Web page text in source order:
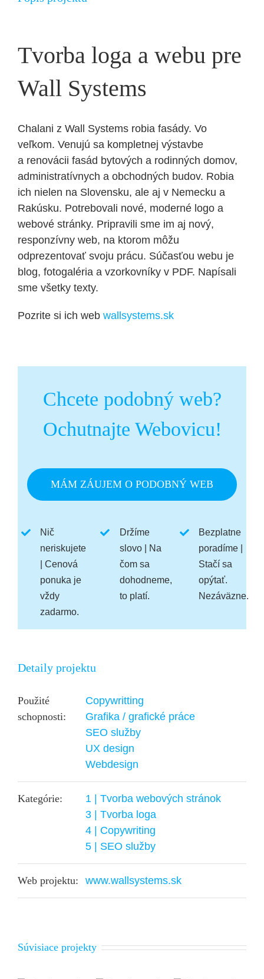
Tvorba loga a webu pre
Wall Systems
Chalani z Wall Systems robia fasády. Vo
veľkom. Venujú sa kompletnej výstavbe
a renovácii fasád bytových a rodinných domov,
administratívnych a obchodných budov. Robia
ich nielen na Slovensku, ale aj v Nemecku a
Rakúsku. Potrebovali nové, moderné logo a
webové stránky. Pripravili sme im aj nový,
responzívny web, na ktorom môžu
odprezentovať svoju prácu. Súčasťou webu je
blog, fotogaléria a vzorkovníky v PDF. Napísali
sme všetky texty.
Pozrite si ich web wallsystems.sk
Chcete podobný web?
Ochutnajte Webovicu!
MÁM ZÁUJEM O PODOBNÝ WEB
Nič
neriskujete
| Cenová
ponuka je
vždy
zadarmo.
Držíme
slovo
| Na
čom sa
dohodneme,
to platí.
Bezplatne
poradíme
Stačí sa
opýtať.
Nezáväzne.
Detaily projektu
Použité
schopnosti:
Copywritting
Grafika / grafické práce
SEO služby
UX design
Webdesign
Kategórie:
1 | Tvorba webových stránok
3 | Tvorba loga
4 | Copywriting
5 | SEO služby
Web projektu: www.wallsystems.sk
Súvisiace projekty